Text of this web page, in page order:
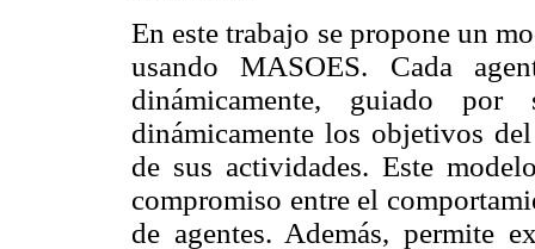
En este trabajo se propone un
usando MASOES. Cada
dinámicamente, guiado por
dinámicamente los objetivos
de sus actividades. Este
compromiso entre el
de agentes. Además, permite